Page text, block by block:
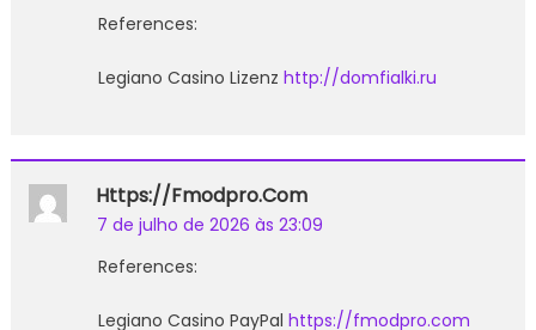
References:
Legiano Casino Lizenz http://domfialki.ru
Https://fmodpro.com
7 de julho de 2026 às 23:09
References:
Legiano Casino PayPal https://fmodpro.com